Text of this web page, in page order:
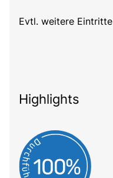
Evtl. weitere Eintritte
Highlights